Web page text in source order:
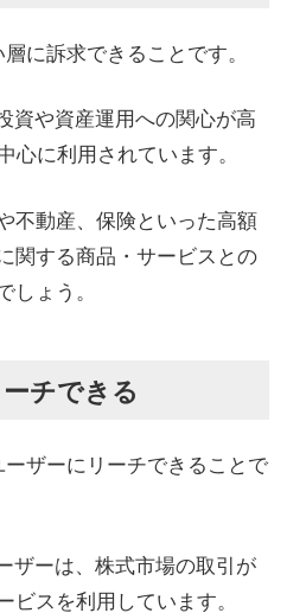
に訴求できることです。
資や資産運用への関心が高
心に利用されています。
不動産、保険といった高額
関する商品・サービスとの
ょう。
チできる
ザーにリーチできることで
ザーは、株式市場の取引が
スを利用しています。